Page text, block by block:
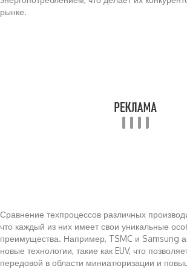
рынке.
Сравнение техпроцессов различных
что каждый из них имеет свои уникальные
преимущества. Например, TSMC и Samsung
новые технологии, такие как EUV, что
передовой в области миниатюризации и